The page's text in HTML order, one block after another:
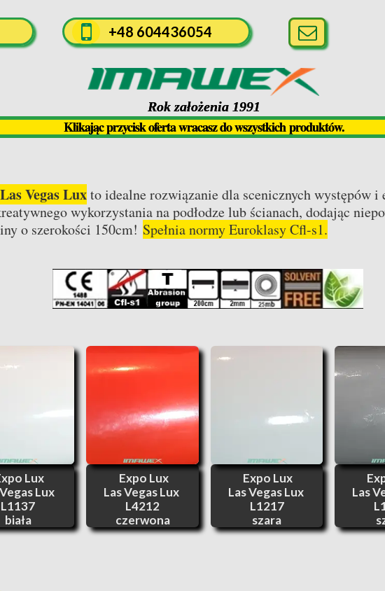
Rok założenia 1991
+48 604436054
Klikając przycisk oferta wracasz do wszystkich produktów.
Vegas Luxto idealne rozwiązanie dla scenicznych występów
wykorzystania na podłodze lub ścianach, dodając
o szerokości 150cm! Spełnia normy Euroklasy Cfl-s1.
Lux
Lux
L1137
biała
Expo Lux
Las Vegas Lux
L4212
czerwona
Expo Lux
Las Vegas Lux
L1217
szara
Las